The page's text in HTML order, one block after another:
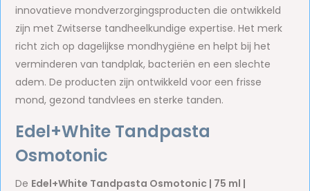
innovatieve mondverzorgingsproducten die ontwikkeld
zijn met Zwitserse tandheelkundige expertise. Het merk
richt zich op dagelijkse mondhygiëne en helpt bij het
verminderen van tandplak, bacteriën en een slechte
adem. De producten zijn ontwikkeld voor een frisse
mond, gezond tandvlees en sterke tanden.
Edel+White Tandpasta
Osmotonic
De Edel+White Tandpasta Osmotonic | 75 ml |